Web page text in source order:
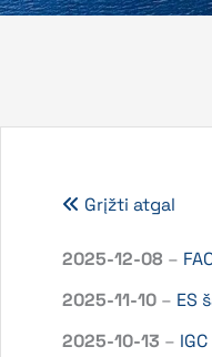
Grįžti atgal
2025-12-08 –
2025-11-10 – ES
2025-10-13 –